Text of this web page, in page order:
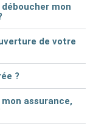
mon
de votre
?
assurance,